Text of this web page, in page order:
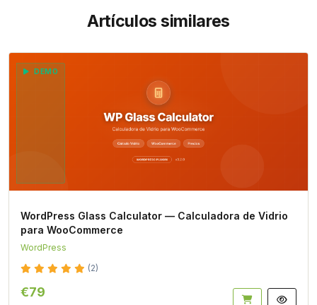
Artículos similares
DEMO
WordPress Glass Calculator — Calculadora de Vidrio
para WooCommerce
WordPress
(2)
€79